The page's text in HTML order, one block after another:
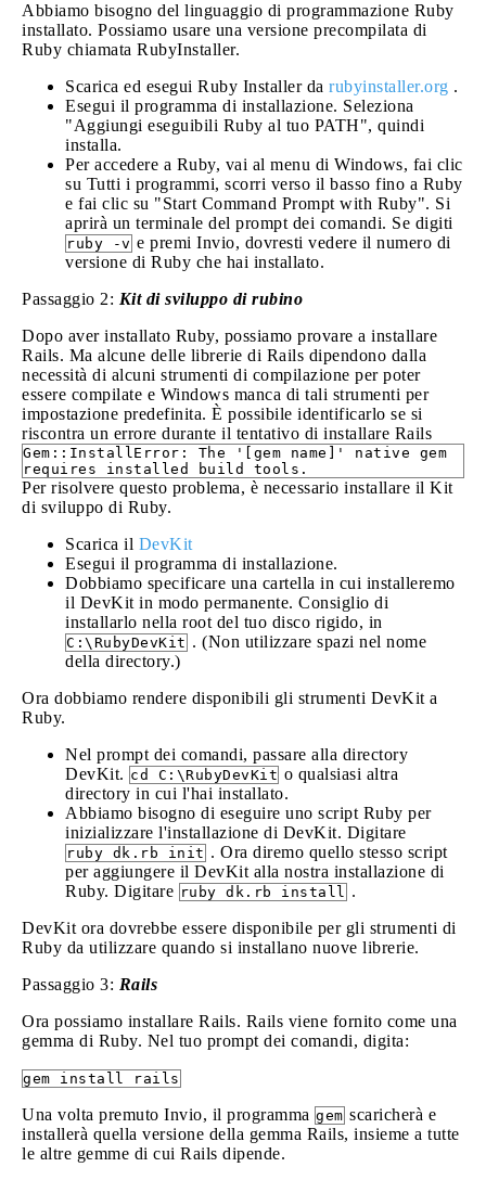
Abbiamo bisogno del linguaggio di programmazione Ruby
installato. Possiamo usare una versione precompilata di
Ruby chiamata RubyInstaller.
Scarica ed esegui Ruby Installer da rubyinstaller.org .
Esegui il programma di installazione. Seleziona
"Aggiungi eseguibili Ruby al tuo PATH", quindi
installa.
Per accedere a Ruby, vai al menu di Windows, fai clic
su Tutti i programmi, scorri verso il basso fino a Ruby
e fai clic su "Start Command Prompt with Ruby". Si
aprirà un terminale del prompt dei comandi. Se digiti
ruby -v e premi Invio, dovresti vedere il numero di
versione di Ruby che hai installato.
Passaggio 2: Kit di sviluppo di rubino
Dopo aver installato Ruby, possiamo provare a installare
Rails. Ma alcune delle librerie di Rails dipendono dalla
necessità di alcuni strumenti di compilazione per poter
essere compilate e Windows manca di tali strumenti per
impostazione predefinita. È possibile identificarlo se si
riscontra un errore durante il tentativo di installare Rails
Gem::InstallError: The '[gem name]' native gem
requires installed build tools.
Per risolvere questo problema, è necessario installare il Kit
di sviluppo di Ruby.
Scarica il DevKit
Esegui il programma di installazione.
Dobbiamo specificare una cartella in cui installeremo
il DevKit in modo permanente. Consiglio di
installarlo nella root del tuo disco rigido, in
C:\RubyDevKit . (Non utilizzare spazi nel nome
della directory.)
Ora dobbiamo rendere disponibili gli strumenti DevKit a
Ruby.
Nel prompt dei comandi, passare alla directory
DevKit. cd C:\RubyDevKit o qualsiasi altra
directory in cui l'hai installato.
Abbiamo bisogno di eseguire uno script Ruby per
inizializzare l'installazione di DevKit. Digitare
ruby dk.rb init . Ora diremo quello stesso script
per aggiungere il DevKit alla nostra installazione di
Ruby. Digitare ruby dk.rb install .
DevKit ora dovrebbe essere disponibile per gli strumenti di
Ruby da utilizzare quando si installano nuove librerie.
Passaggio 3: Rails
Ora possiamo installare Rails. Rails viene fornito come una
gemma di Ruby. Nel tuo prompt dei comandi, digita:
gem install rails
Una volta premuto Invio, il programma gem scaricherà e
installerà quella versione della gemma Rails, insieme a tutte
le altre gemme di cui Rails dipende.